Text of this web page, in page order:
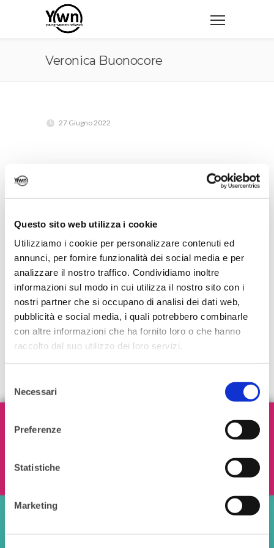
Questo sito web utilizza i cookie
Utilizziamo i cookie per personalizzare contenuti ed
annunci, per fornire funzionalità dei social media e per
analizzare il nostro traffico. Condividiamo inoltre
informazioni sul modo in cui utilizza il nostro sito con i
nostri partner che si occupano di analisi dei dati web,
pubblicità e social media, i quali potrebbero combinarle
con altre informazioni che ha fornito loro o che hanno
raccolto dal suo utilizzo dei loro servizi.
delNecessari
Preferenze
Statistiche
Marketing
Veronica Buonocore
27 Giugno 2022